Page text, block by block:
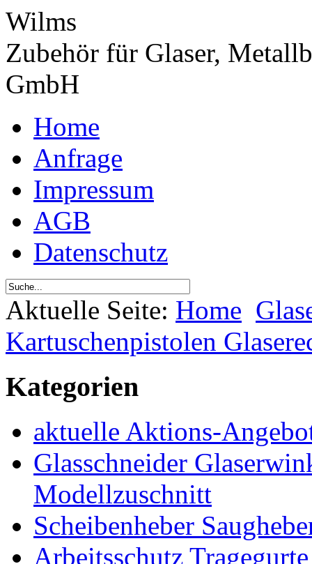
Wilms
Zubehör für Glaser,
GmbH
Home
Anfrage
Impressum
AGB
Datenschutz
Aktuelle Seite: Home
Kartuschenpistolen
Kategorien
aktuelle Aktions-
Glasschneider
Modellzuschnitt
Scheibenheber
Arbeitsschutz Tragegurte